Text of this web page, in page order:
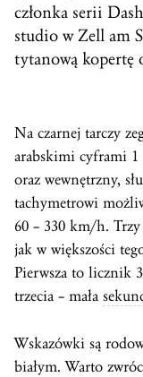
członka serii
studio w Zell am
tytanową kopertę
Na czarnej tarczy
arabskimi cyframi 1
oraz wewnętrzny,
tachymetrowi
60 – 330 km/h.
jak w większości
Pierwsza to licznik
trzecia – mała
Wskazówki są
białym. Warto